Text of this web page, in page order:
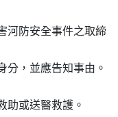
河防安全事件之取締
分，並應告知事由。
助或送醫救護。